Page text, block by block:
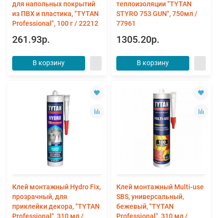
для напольных покрытий
из ПВХ и пластика, "TYTAN
Professional", 100 г / 22212
261.93р.
В корзину
теплоизоляции "TYTAN
STYRO 753 GUN", 750мл /
77961
1305.20р.
В корзину
Клей монтажный Hydro Fix,
прозрачный, для
приклейки декора, "TYTAN
Professional", 310 мл /
Клей монтажный Multi-use
SBS, универсальный,
бежевый, "TYTAN
Professional", 310 мл /